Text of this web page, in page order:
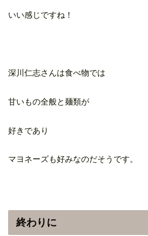
いい感じですね！
深川仁志さんは食べ物では
甘いもの全般と麺類が
好きであり
マヨネーズも好みなのだそうです。
終わりに